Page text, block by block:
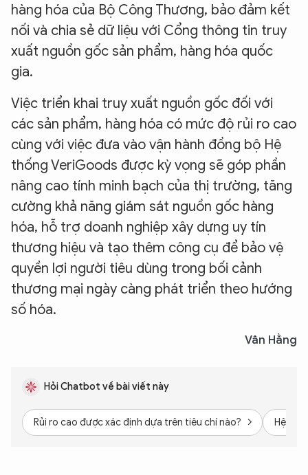
hàng hóa của Bộ Công Thương, bảo đảm kết
nối và chia sẻ dữ liệu với Cổng thông tin truy
xuất nguồn gốc sản phẩm, hàng hóa quốc
gia.
Việc triển khai truy xuất nguồn gốc đối với
các sản phẩm, hàng hóa có mức độ rủi ro cao
cùng với việc đưa vào vận hành đồng bộ Hệ
thống VeriGoods được kỳ vọng sẽ góp phần
nâng cao tính minh bạch của thị trường, tăng
cường khả năng giám sát nguồn gốc hàng
hóa, hỗ trợ doanh nghiệp xây dựng uy tín
thương hiệu và tạo thêm công cụ để bảo vệ
quyền lợi người tiêu dùng trong bối cảnh
thương mại ngày càng phát triển theo hướng
số hóa.
Vân Hằng
Hỏi Chatbot về bài viết này
Rủi ro cao được xác định dựa trên tiêu chí nào? Hệ